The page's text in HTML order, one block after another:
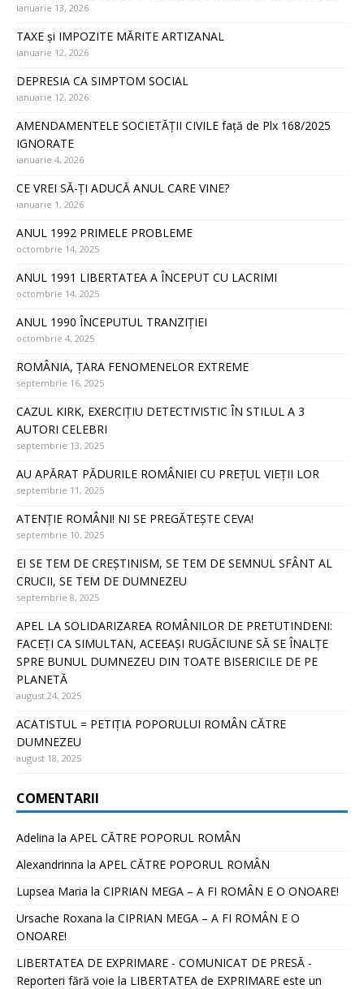
ianuarie 13, 2026
TAXE și IMPOZITE MĂRITE ARTIZANAL
ianuarie 12, 2026
DEPRESIA CA SIMPTOM SOCIAL
ianuarie 12, 2026
AMENDAMENTELE SOCIETĂȚII CIVILE față de Plx 168/2025
IGNORATE
ianuarie 4, 2026
CE VREI SĂ-ȚI ADUCĂ ANUL CARE VINE?
ianuarie 1, 2026
ANUL 1992 PRIMELE PROBLEME
octombrie 14, 2025
ANUL 1991 LIBERTATEA A ÎNCEPUT CU LACRIMI
octombrie 14, 2025
ANUL 1990 ÎNCEPUTUL TRANZIȚIEI
octombrie 4, 2025
ROMÂNIA, ȚARA FENOMENELOR EXTREME
septembrie 16, 2025
CAZUL KIRK, EXERCIȚIU DETECTIVISTIC ÎN STILUL A 3
AUTORI CELEBRI
septembrie 13, 2025
AU APĂRAT PĂDURILE ROMÂNIEI CU PREȚUL VIEȚII LOR
septembrie 11, 2025
ATENȚIE ROMÂNI! NI SE PREGĂTEȘTE CEVA!
septembrie 10, 2025
EI SE TEM DE CREȘTINISM, SE TEM DE SEMNUL SFÂNT AL
CRUCII, SE TEM DE DUMNEZEU
septembrie 8, 2025
APEL LA SOLIDARIZAREA ROMÂNILOR DE PRETUTINDENI:
FACEȚI CA SIMULTAN, ACEEAȘI RUGĂCIUNE SĂ SE ÎNALȚE
SPRE BUNUL DUMNEZEU DIN TOATE BISERICILE DE PE
PLANETĂ
august 24, 2025
ACATISTUL = PETIȚIA POPORULUI ROMÂN CĂTRE
DUMNEZEU
august 18, 2025
COMENTARII
Adelina la APEL CĂTRE POPORUL ROMÂN
Alexandrinna la APEL CĂTRE POPORUL ROMÂN
Lupsea Maria la CIPRIAN MEGA – A FI ROMÂN E O ONOARE!
Ursache Roxana la CIPRIAN MEGA – A FI ROMÂN E O
ONOARE!
LIBERTATEA DE EXPRIMARE - COMUNICAT DE PRESĂ -
Reporteri fără voie la LIBERTATEA de EXPRIMARE este un